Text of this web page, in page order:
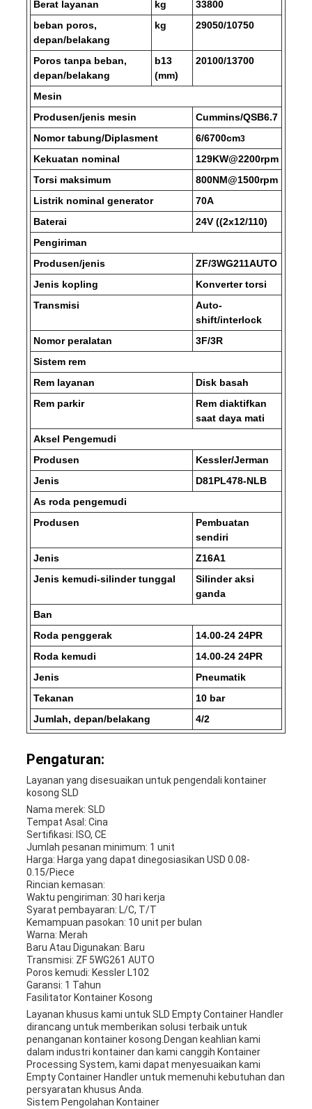
Berat layanan kg
33800
beban poros,
depan/belakang
kg 29050/10750
Poros tanpa beban,
depan/belakang
b13
(mm)
20100/13700
Mesin
Produsen/jenis mesin
Cummins/QSB6.7
Nomor tabung/Diplasment
6/6700cm3
Kekuatan nominal
129KW@2200rpm
Torsi maksimum
800NM@1500rpm
Listrik nominal generator
70A
Baterai
24V ((2x12/110)
Pengiriman
Produsen/jenis
ZF/3WG211AUTO
Jenis kopling
Konverter torsi
Transmisi
Auto-
shift/interlock
Nomor peralatan
3F/3R
Sistem rem
Rem layanan
Disk basah
Rem parkir
Rem diaktifkan
saat daya mati
Aksel Pengemudi
Produsen
Kessler/Jerman
Jenis
D81PL478-NLB
As roda pengemudi
Produsen
Pembuatan
sendiri
Jenis
Z16A1
Jenis kemudi-silinder tunggal
Silinder aksi
ganda
Ban
Roda penggerak
14.00-24 24PR
Roda kemudi
14.00-24 24PR
Jenis
Pneumatik
Tekanan
10 bar
Jumlah, depan/belakang
4/2
Pengaturan:
Layanan yang disesuaikan untuk pengendali kontainer
kosong SLD
Nama merek: SLD
Tempat Asal: Cina
Sertifikasi: ISO, CE
Jumlah pesanan minimum: 1 unit
Harga: Harga yang dapat dinegosiasikan USD 0.08-
0.15/Piece
Rincian kemasan:
Waktu pengiriman: 30 hari kerja
Syarat pembayaran: L/C, T/T
Kemampuan pasokan: 10 unit per bulan
Warna: Merah
Baru Atau Digunakan: Baru
Transmisi: ZF 5WG261 AUTO
Poros kemudi: Kessler L102
Garansi: 1 Tahun
Fasilitator Kontainer Kosong
Layanan khusus kami untuk SLD Empty Container Handler
dirancang untuk memberikan solusi terbaik untuk
penanganan kontainer kosong.Dengan keahlian kami
dalam industri kontainer dan kami canggih Kontainer
Processing System, kami dapat menyesuaikan kami
Empty Container Handler untuk memenuhi kebutuhan dan
persyaratan khusus Anda.
Sistem Pengolahan Kontainer